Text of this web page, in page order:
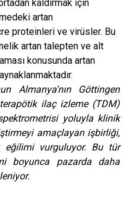
kaldırmak için
artan
proteinleri ve virüsler. Bu
artan talepten ve alt
konusunda artan
Almanya'nın Göttingen
ilaç izleme (TDM)
yoluyla klinik
amaçlayan işbirliği,
eğilimi vurguluyor. Bu tür
boyunca pazarda daha